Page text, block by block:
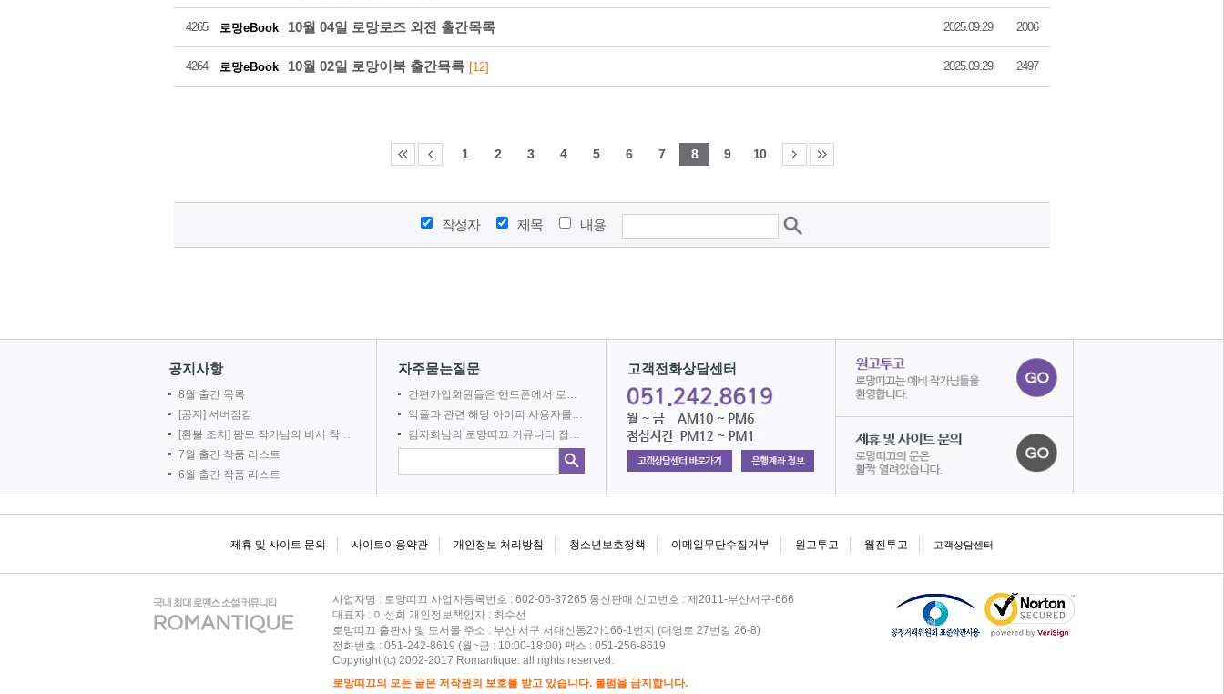
2026-08-08 PM 5:22:55
216⋅73⋅217⋅52
216⋅73⋅217⋅52
2026-08-08 PM 5:22:55
216⋅73⋅217⋅52
4265 로망eBook 10월 04일 로망로즈 외전 출간목록 2025.09.29 2006
4264 로망eBook 10월 02일 로망이북 출간목록 [12] 2025.09.29 2497
1 2 3 4 5 6 7 8 9 10
작성자 제목 내용
공지사항
8월 출간 목록
[공지] 서버점검
[환불 조치] 팜므 작가님의 비서 착취는 출간 취소로 인해 환불 되었습니다.
7월 출간 작품 리스트
6월 출간 작품 리스트
자주묻는질문
간편가입회원들은 핸드폰에서 로망어플로 전자책을 볼 수 없나요?
악플과 관련 해당 아이피 사용자를 차단합니다.
김자희님의 로망띠끄 커뮤니티 접속을 차단합니다.
고객전화상담센터
제휴 및 사이트 문의 사이트이용약관 개인정보 처리방침 청소년보호정책 이메일무단수집거부 원고투고 웹진투고 고객상담센터
사업자명 : 로망띠끄 사업자등록번호 : 602-06-37265 통신판매 신고번호 : 제2011-부산서구-666
대표자 : 이성희 개인정보책임자 : 최수선
로망띠끄 출판사 및 도서몰 주소 : 부산 서구 서대신동2가166-1번지 (대영로 27번길 26-8)
전화번호 : 051-242-8619 (월~금 : 10:00-18:00) 팩스 : 051-256-8619
Copyright (c) 2002-2017 Romantique. all rights reserved.
로망띠끄의 모든 글은 저작권의 보호를 받고 있습니다. 불펌을 금지합니다.